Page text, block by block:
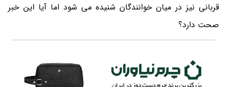
قربانی نیز در میان خوانندگان شنیده می شود اما آیا این خبر
صحت دارد؟